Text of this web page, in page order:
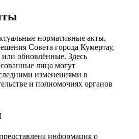
нормативные акты,
Совета города Кумертау,
обновлённые. Здесь
лица могут
изменениями в
и полномочиях органов
информация о